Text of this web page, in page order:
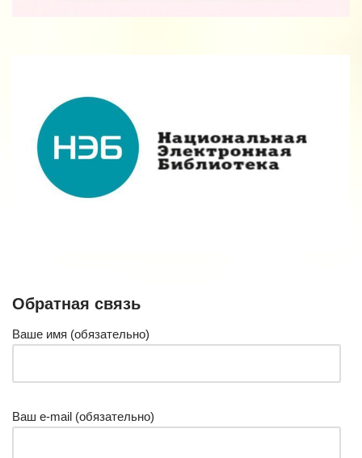
Обратная связь
Ваше имя (обязательно)
Ваш e-mail (обязательно)